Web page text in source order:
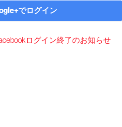
でログイン
ログイン終了のお知らせ